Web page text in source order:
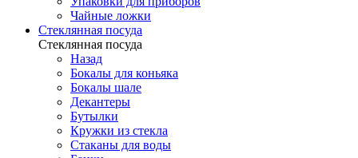
Чайные ложки
Стеклянная посуда
Стеклянная посуда
Назад
Бокалы для коньяка
Бокалы шале
Декантеры
Бутылки
Кружки из стекла
Стаканы для воды